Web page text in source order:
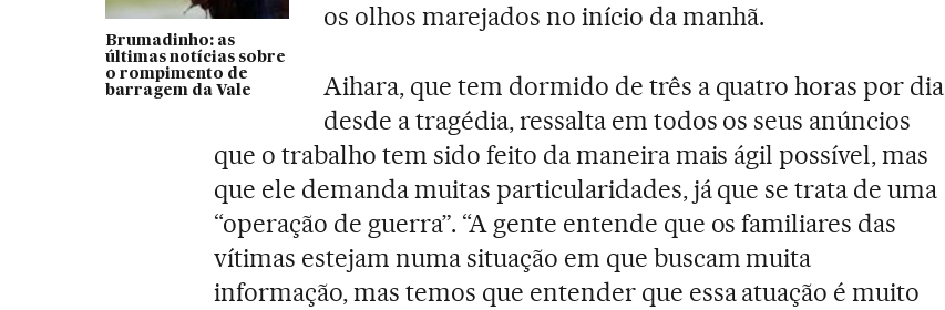
Brumadinho: as
últimas notícias sobre
o rompimento de
barragem da Vale
os olhos marejados no início da manhã.
Aihara, que tem dormido de três a quatro horas por dia
desde a tragédia, ressalta em todos os seus anúncios
que o trabalho tem sido feito da maneira mais ágil possível, mas
que ele demanda muitas particularidades, já que se trata de uma
“operação de guerra”. “A gente entende que os familiares das
vítimas estejam numa situação em que buscam muita
informação, mas temos que entender que essa atuação é muito